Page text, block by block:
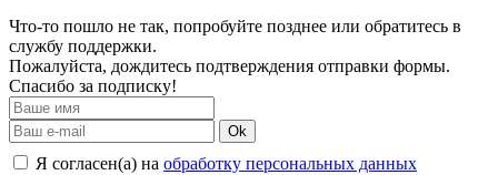
Что-то пошло не так, попробуйте позднее или обратитесь в
службу поддержки.
Пожалуйста, дождитесь подтверждения отправки формы.
Спасибо за подписку!
Ok
Я согласен(а) на обработку персональных данных